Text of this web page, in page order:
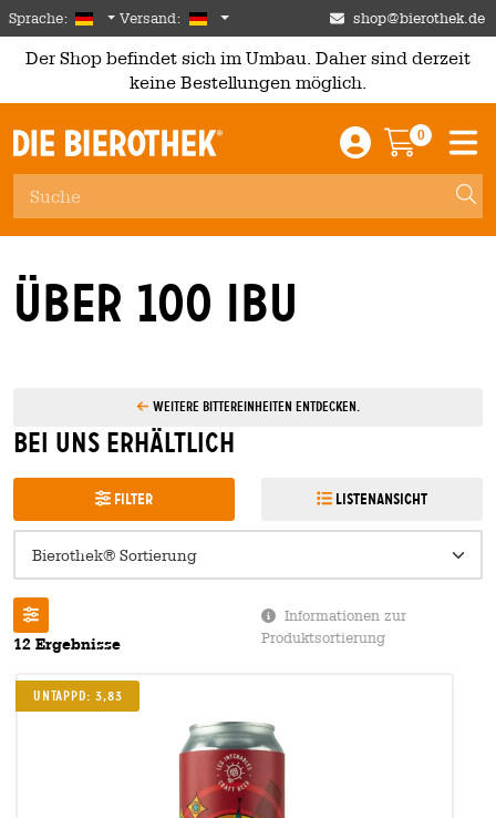
Skip to main content
Sprache: German
Versand: Deutschland shop@bierothek.de
Der Shop befindet sich im Umbau. Daher sind derzeit
keine Bestellungen möglich.
Einloggen /
0
über 100 IBU
Weitere Bittereinheiten entdecken.
Bei uns erhältlich
Filter Listenansicht
12 Ergebnisse
Informationen zur
Produktsortierung
UNTAPPD: 3,83